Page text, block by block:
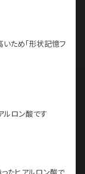
ため「形状記憶フ
ルロン酸です
たヒアルロン酸で